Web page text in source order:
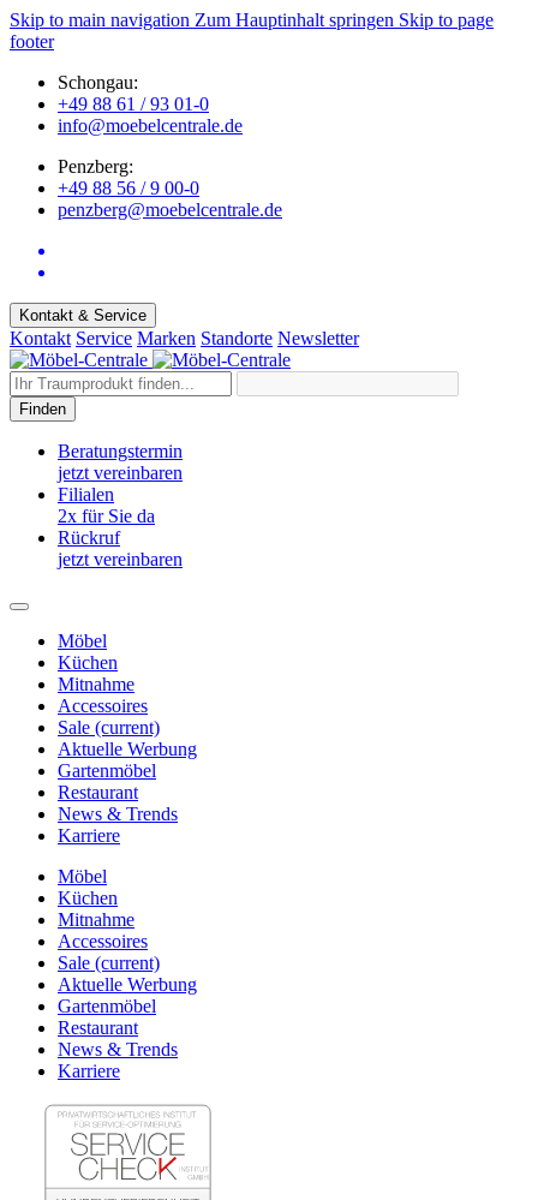
Skip to main navigation Zum Hauptinhalt springen Skip to page
footer
Schongau:
+49 88 61 / 93 01-0
info@moebelcentrale.de
Penzberg:
+49 88 56 / 9 00-0
penzberg@moebelcentrale.de
Kontakt & Service
Kontakt Service Marken Standorte Newsletter
Finden
Beratungstermin
jetzt vereinbaren
Filialen
2x für Sie da
Rückruf
jetzt vereinbaren
Möbel
Küchen
Mitnahme
Accessoires
Sale (current)
Aktuelle Werbung
Gartenmöbel
Restaurant
News & Trends
Karriere
Möbel
Küchen
Mitnahme
Accessoires
Sale (current)
Aktuelle Werbung
Gartenmöbel
Restaurant
News & Trends
Karriere